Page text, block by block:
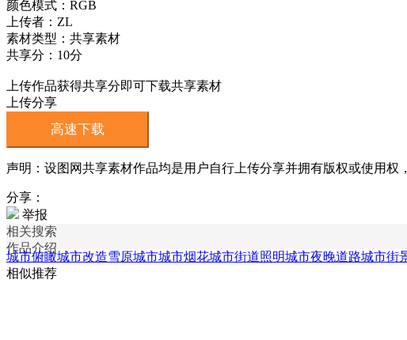
颜色模式：RGB
上传者：ZL
素材类型：共享素材
共享分：10分
上传作品获得共享分即可下载共享素材
上传分享
高速下载
声明：设图网共享素材作品均是用户自行上传分享并拥有版权或使用权
分享：
举报
相关搜索
作品介绍
城市俯瞰城市改造雪原城市城市烟花城市街道照明城市夜晚道路城市街
相似推荐